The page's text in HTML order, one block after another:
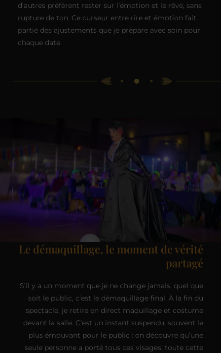
d’autres préfèrent rester sur l’émotion et le rêve, sans
rupture de ton. Ce curseur entre rire et émotion fait
partie des ajustements que je prépare avec soin pour
chaque date.
Le démaquillage, le moment de vérité
partagé
S’il y a un moment que je ne change jamais, quel que
soit le public, c’est le démaquillage final. À la fin du
spectacle, je retire en direct maquillage et costume
devant la salle. C’est un instant suspendu, souvent le
plus émouvant pour le public : on découvre qu’une
seule personne a porté tous ces visages, toute cette